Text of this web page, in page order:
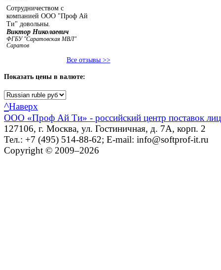
Сотрудничеством с
компанией ООО "Проф Ай
Ти" довольны.
Виктор Николаевич
ФГБУ "Саратовская МВЛ"
Саратов
Все отзывы >>
Показать цены в валюте:
^Наверх
ООО «Проф Ай Ти» - российский центр поставок
127106, г. Москва, ул. Гостиничная, д. 7А, корп. 2
Тел.: +7 (495) 514-88-62; E-mail: info@softprof-it.ru
Copyright © 2009–2026